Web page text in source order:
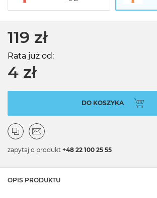
119 zł
Rata już od:
4 zł
DO KOSZYKA
zapytaj o produkt +48 22 100 25 55
OPIS PRODUKTU